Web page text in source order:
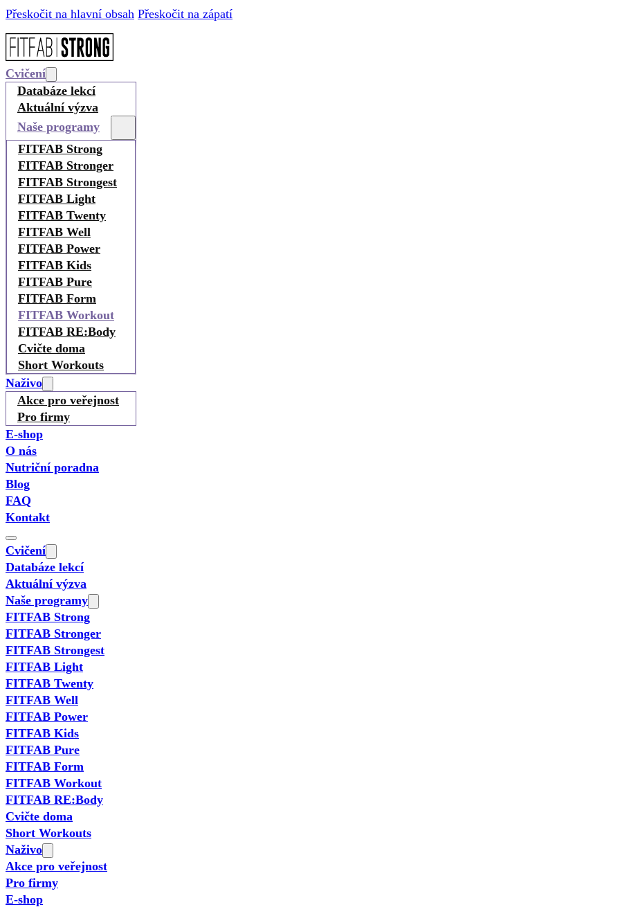
Přeskočit na hlavní obsah Přeskočit na zápatí
Cvičení
Databáze lekcí
Aktuální výzva
Naše programy
FITFAB Strong
FITFAB Stronger
FITFAB Strongest
FITFAB Light
FITFAB Twenty
FITFAB Well
FITFAB Power
FITFAB Kids
FITFAB Pure
FITFAB Form
FITFAB Workout
FITFAB RE:Body
Cvičte doma
Short Workouts
Naživo
Akce pro veřejnost
Pro firmy
E-shop
O nás
Nutriční poradna
Blog
FAQ
Kontakt
Cvičení
Databáze lekcí
Aktuální výzva
Naše programy
FITFAB Strong
FITFAB Stronger
FITFAB Strongest
FITFAB Light
FITFAB Twenty
FITFAB Well
FITFAB Power
FITFAB Kids
FITFAB Pure
FITFAB Form
FITFAB Workout
FITFAB RE:Body
Cvičte doma
Short Workouts
Naživo
Akce pro veřejnost
Pro firmy
E-shop